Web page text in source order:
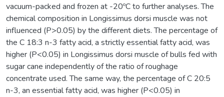
vacuum-packed and frozen at -20ºC to further analyses. The
chemical composition in Longissimus dorsi muscle was not
influenced (P>0.05) by the different diets. The percentage of
the C 18:3 n-3 fatty acid, a strictly essential fatty acid, was
higher (P<0.05) in Longissimus dorsi muscle of bulls fed with
sugar cane independently of the ratio of roughage
concentrate used. The same way, the percentage of C 20:5
n-3, an essential fatty acid, was higher (P<0.05) in